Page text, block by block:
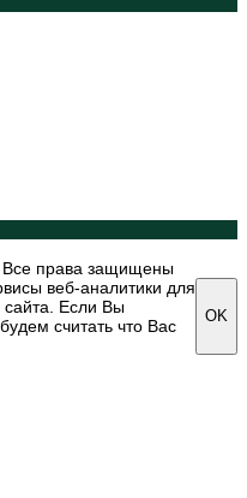
права защищены
веб-аналитики для
сайта. Если Вы
считать что Вас
OK